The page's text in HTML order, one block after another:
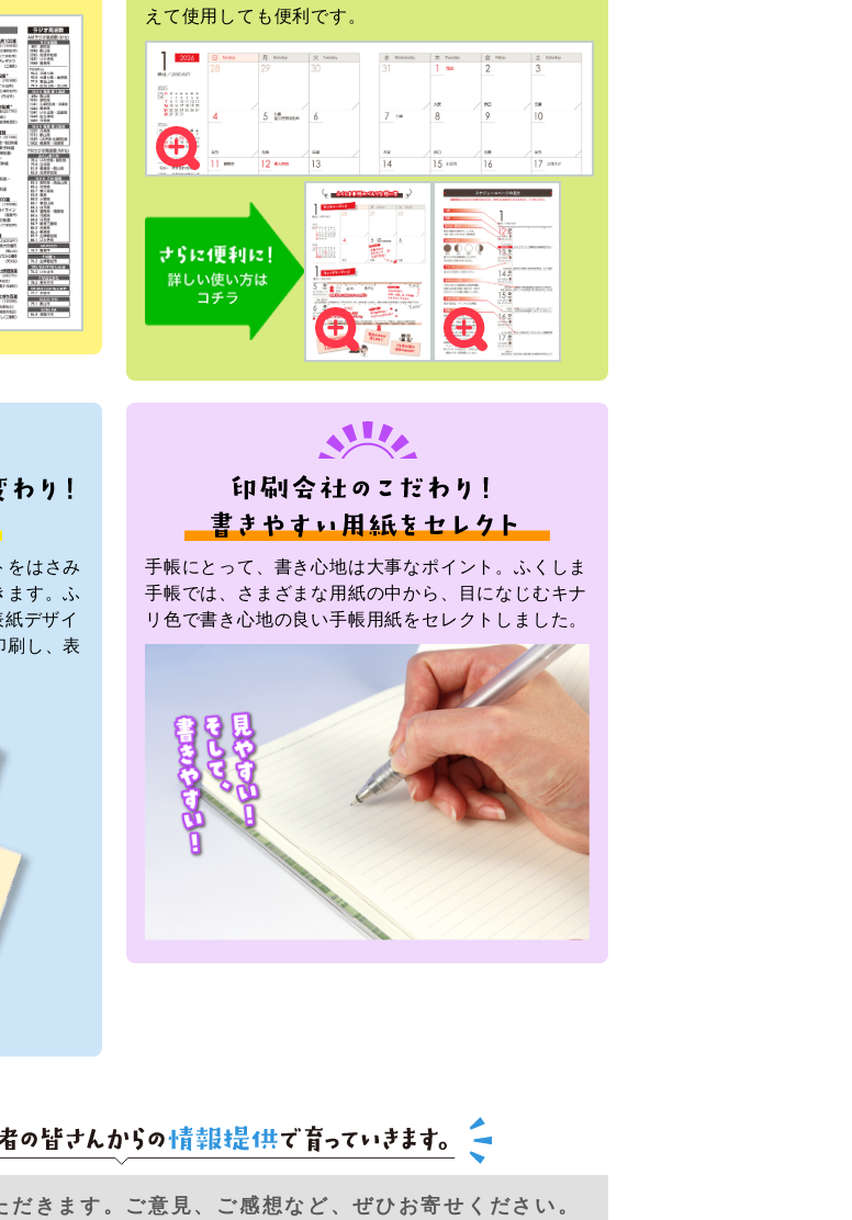
えて使用しても便利です。
をはさみ
ます。ふ
デザイ
刷し、表
手帳にとって、書き心地は大事なポイント。ふくしま
手帳では、さまざまな用紙の中から、目になじむキナ
リ色で書き心地の良い手帳用紙をセレクトしました。
きます。 ご意見、ご感想など、ぜひお寄せください。